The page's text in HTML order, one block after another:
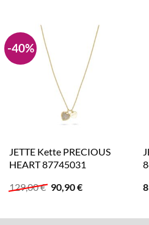
-40%
JETTE Kette PRECIOUS
HEART 87745031
129,00€ Ursprünglicher
Preis
129,00 €
90,90€Aktueller
90,90 €.